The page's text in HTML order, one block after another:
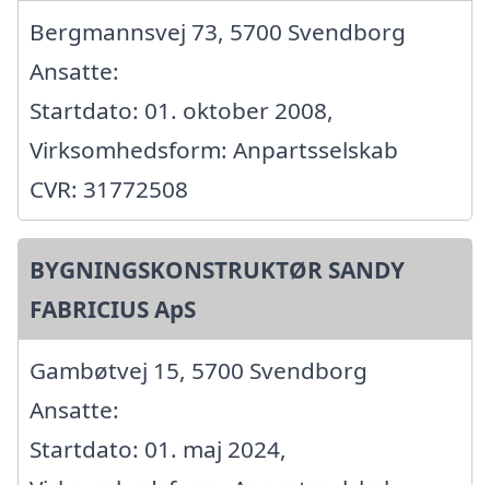
Bergmannsvej 73, 5700 Svendborg
Ansatte:
Startdato: 01. oktober 2008,
Virksomhedsform: Anpartsselskab
CVR: 31772508
BYGNINGSKONSTRUKTØR SANDY
FABRICIUS ApS
Gambøtvej 15, 5700 Svendborg
Ansatte:
Startdato: 01. maj 2024,